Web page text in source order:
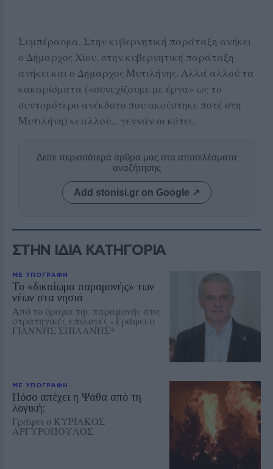
Συμπέρασμα. Στην κυβερνητική παράταξη ανήκει
ο Δήμαρχος Χίου, στην κυβερνητική παράταξη
ανήκει και ο Δήμαρχος Μυτιλήνης. Αλλά αλλού τα
κακαρίσματα («συνεχίζουμε με έργα» ως το
συντομότερο ανέκδοτο που ακούστηκε ποτέ στη
Μυτιλήνη) κι αλλού... γεννάν οι κότες.
Δείτε περισσότερα άρθρα μας στα αποτελέσματα
αναζήτησης
Add stonisi.gr on Google ↗
ΣΤΗΝ ΙΔΙΑ ΚΑΤΗΓΟΡΙΑ
ΜΕ ΥΠΟΓΡΑΦΗ
Το «δικαίωμα παραμονής» των
νέων στα νησιά
Από το όραμα της παραμονής στις
στρατηγικές επιλογές - Γράφει ο
ΓΙΑΝΝΗΣ ΣΠΙΛΑΝΗΣ*
ΜΕ ΥΠΟΓΡΑΦΗ
Πόσο απέχει η Ψάθα από τη
λογική;
Γράφει ο ΚΥΡΙΑΚΟΣ
ΑΡΓΥΡΟΠΟΥΛΟΣ